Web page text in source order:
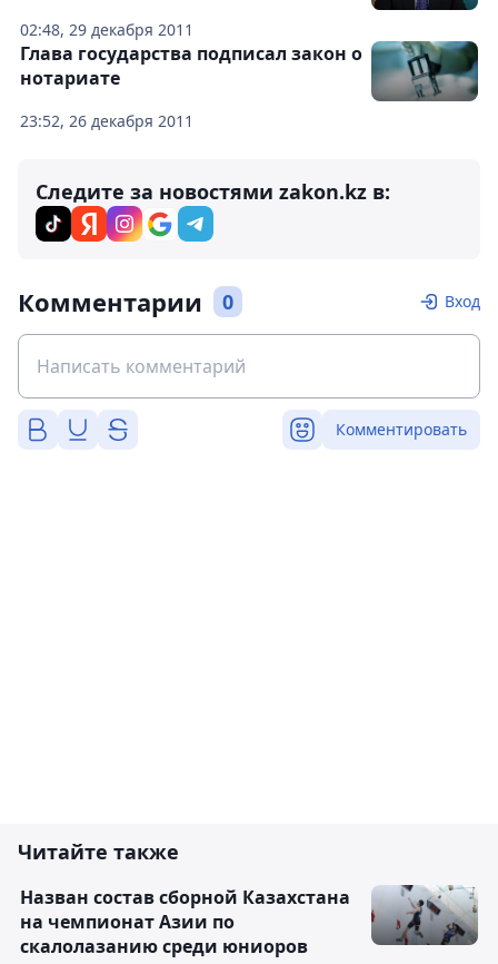
02:48, 29 декабря 2011
23:52, 26 декабря 2011
Глава государства подписал закон о
нотариате
Следите за новостями zakon.kz в:
Комментарии 0 Вход
Комментировать
Читайте также
Назван состав сборной Казахстана
на чемпионат Азии по
скалолазанию среди юниоров